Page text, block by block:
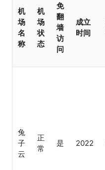
机
场
名
称
机
场
状
态
免
翻
墙
访
问
成立
时间
兔
子
云
正
常
是 2022